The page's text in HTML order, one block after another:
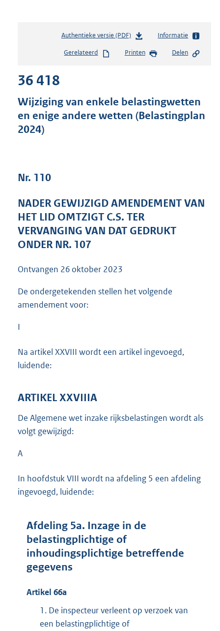
Authentieke versie (PDF)b
s
d
s
g
4
K
b
Informatie
Gerelateerd Printen Delen
36 418
Wijziging van enkele belastingwetten
en enige andere wetten (Belastingplan
2024)
Nr. 110
NADER GEWIJZIGD AMENDEMENT VAN
HET LID OMTZIGT C.S. TER
VERVANGING VAN DAT GEDRUKT
ONDER NR. 107
Ontvangen 26 oktober 2023
De ondergetekenden stellen het volgende
amendement voor:
I
Na artikel XXVIII wordt een artikel ingevoegd,
luidende:
ARTIKEL XXVIIIA
De Algemene wet inzake rijksbelastingen wordt als
volgt gewijzigd:
A
In hoofdstuk VIII wordt na afdeling 5 een afdeling
ingevoegd, luidende:
Afdeling 5a. Inzage in de
belastingplichtige of
inhoudingsplichtige betreffende
gegevens
Artikel 66a
1. De inspecteur verleent op verzoek van
een belastingplichtige of